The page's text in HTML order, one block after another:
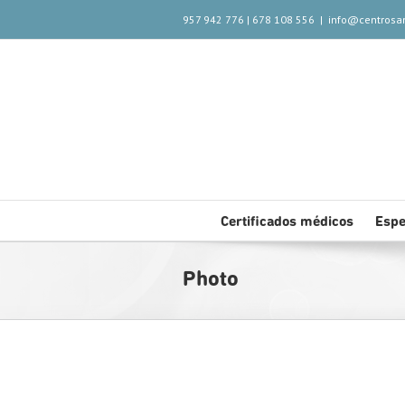
957 942 776 | 678 108 556 |
Certificados médicos
Photo